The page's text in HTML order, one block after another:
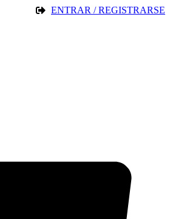
ENTRAR / REGISTRARSE